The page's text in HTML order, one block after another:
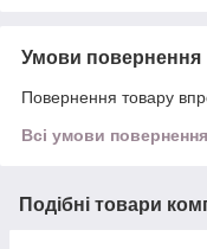
Умови повернення
Повернення товару
Всі умови повернення
Подібні товари